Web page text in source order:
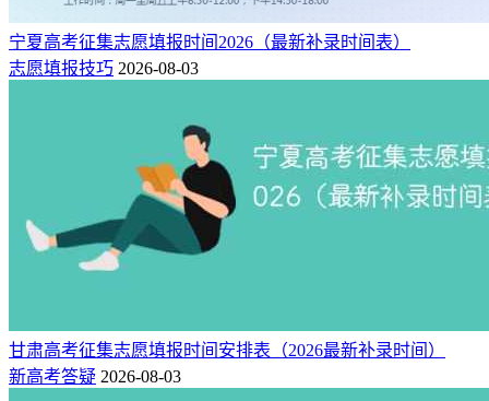
宁夏高考征集志愿填报时间2026（最新补录时间表）
志愿填报技巧 2026-08-03
甘肃高考征集志愿填报时间安排表（2026最新补录时间）
新高考答疑 2026-08-03